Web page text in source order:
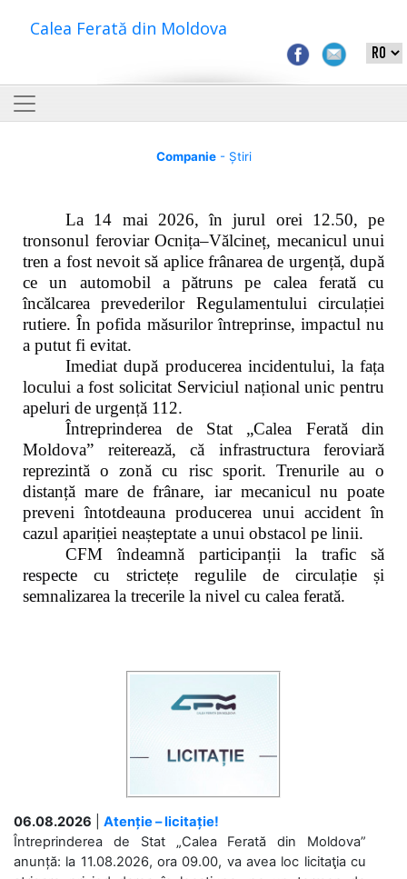
Calea Ferată din Moldova
Companie- Știri
La 14 mai 2026, în jurul orei 12.50, pe
tronsonul feroviar Ocnița–Vălcineț, mecanicul unui
tren a fost nevoit să aplice frânarea de urgență, după
ce un automobil a pătruns pe calea ferată cu
încălcarea prevederilor Regulamentului circulației
rutiere. În pofida măsurilor întreprinse, impactul nu
a putut fi evitat.
Imediat după producerea incidentului, la fața
locului a fost solicitat Serviciul național unic pentru
apeluri de urgență 112.
Întreprinderea de Stat „Calea Ferată din
Moldova” reiterează, că infrastructura feroviară
reprezintă o zonă cu risc sporit. Trenurile au o
distanță mare de frânare, iar mecanicul nu poate
preveni întotdeauna producerea unui accident în
cazul apariției neașteptate a unui obstacol pe linii.
CFM îndeamnă participanții la trafic să
respecte cu strictețe regulile de circulație și
semnalizarea la trecerile la nivel cu calea ferată.
06.08.2026
Atenție – licitație!
Întreprinderea de Stat „Calea Ferată din Moldova”
anunță: la 11.08.2026, ora 09.00, va avea loc licitaţia cu